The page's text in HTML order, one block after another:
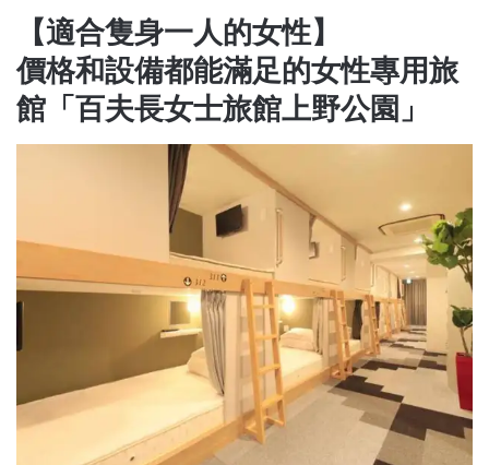
【適合隻身一人的女性】
價格和設備都能滿足的女性專用旅
館「百夫長女士旅館上野公園」